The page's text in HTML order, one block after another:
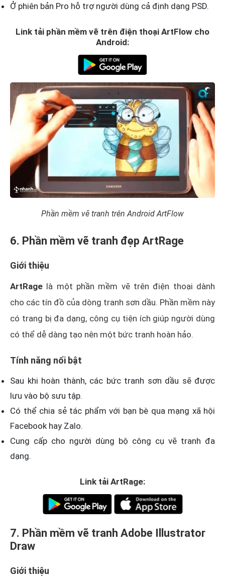
Ở phiên bản Pro hỗ trợ người dùng cả định dạng PSD.
Link tải phần mềm vẽ trên điện thoại ArtFlow cho
Android:
Phần mềm vẽ tranh trên Android ArtFlow
6. Phần mềm vẽ tranh đẹp ArtRage
Giới thiệu
ArtRage là một phần mềm vẽ trên điện thoại dành
cho các tín đồ của dòng tranh sơn dầu. Phần mềm này
có trang bị đa dạng, công cụ tiện ích giúp người dùng
có thể dễ dàng tạo nên một bức tranh hoàn hảo.
Tính năng nổi bật
Sau khi hoàn thành, các bức tranh sơn dầu sẽ được
lưu vào bộ sưu tập.
Có thể chia sẻ tác phẩm với bạn bè qua mạng xã hội
Facebook hay Zalo.
Cung cấp cho người dùng bộ công cụ vẽ tranh đa
dạng.
Link tải ArtRage:
7. Phần mềm vẽ tranh Adobe Illustrator
Draw
Giới thiệu